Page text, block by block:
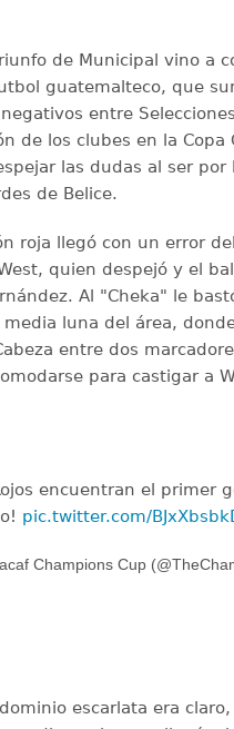
de Municipal vino a
guatemalteco, que
entre
de los clubes en la Copa
las dudas al ser por
de Belice.
roja llegó con un error
quien despejó y el
Al "Cheka" le
luna del área,
entre dos
para castigar a
encuentran el primer
pic.twitter.com/
Champions Cup
escarlata era claro,